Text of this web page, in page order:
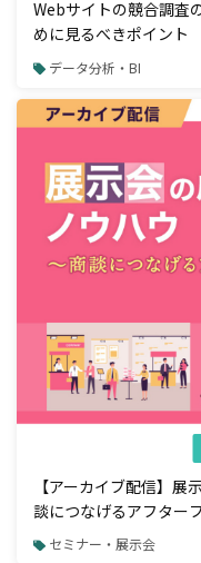
Webサイトの競合調査
めに見るべきポイント
データ分析・BI
【アーカイブ配信】
談につなげるアフター
セミナー・展示会